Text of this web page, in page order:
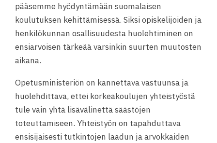
pääsemme hyödyntämään suomalaisen
koulutuksen kehittämisessä. Siksi opiskelijoiden ja
henkilökunnan osallisuudesta huolehtiminen on
ensiarvoisen tärkeää varsinkin suurten muutosten
aikana.
Opetusministeriön on kannettava vastuunsa ja
huolehdittava, ettei korkeakoulujen yhteistyöstä
tule vain yhtä lisävälinettä säästöjen
toteuttamiseen. Yhteistyön on tapahduttava
ensisijaisesti tutkintojen laadun ja arvokkaiden